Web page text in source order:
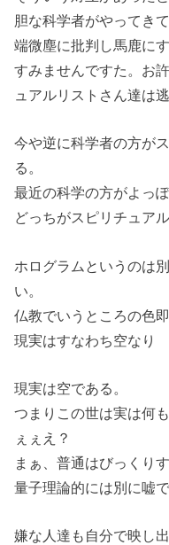
胆な科学者がやってき
端微塵に批判し馬鹿にす
すみませんですた。お
ュアルリストさん達は
今や逆に科学者の方が
る。
最近の科学の方がよっ
どっちがスピリチュア
ホログラムというのは
い。
仏教でいうところの色
現実はすなわち空なり
現実は空である。
つまりこの世は実は何
ぇぇえ？
まぁ、普通はびっくり
量子理論的には別に嘘
嫌な人達も自分で映し出